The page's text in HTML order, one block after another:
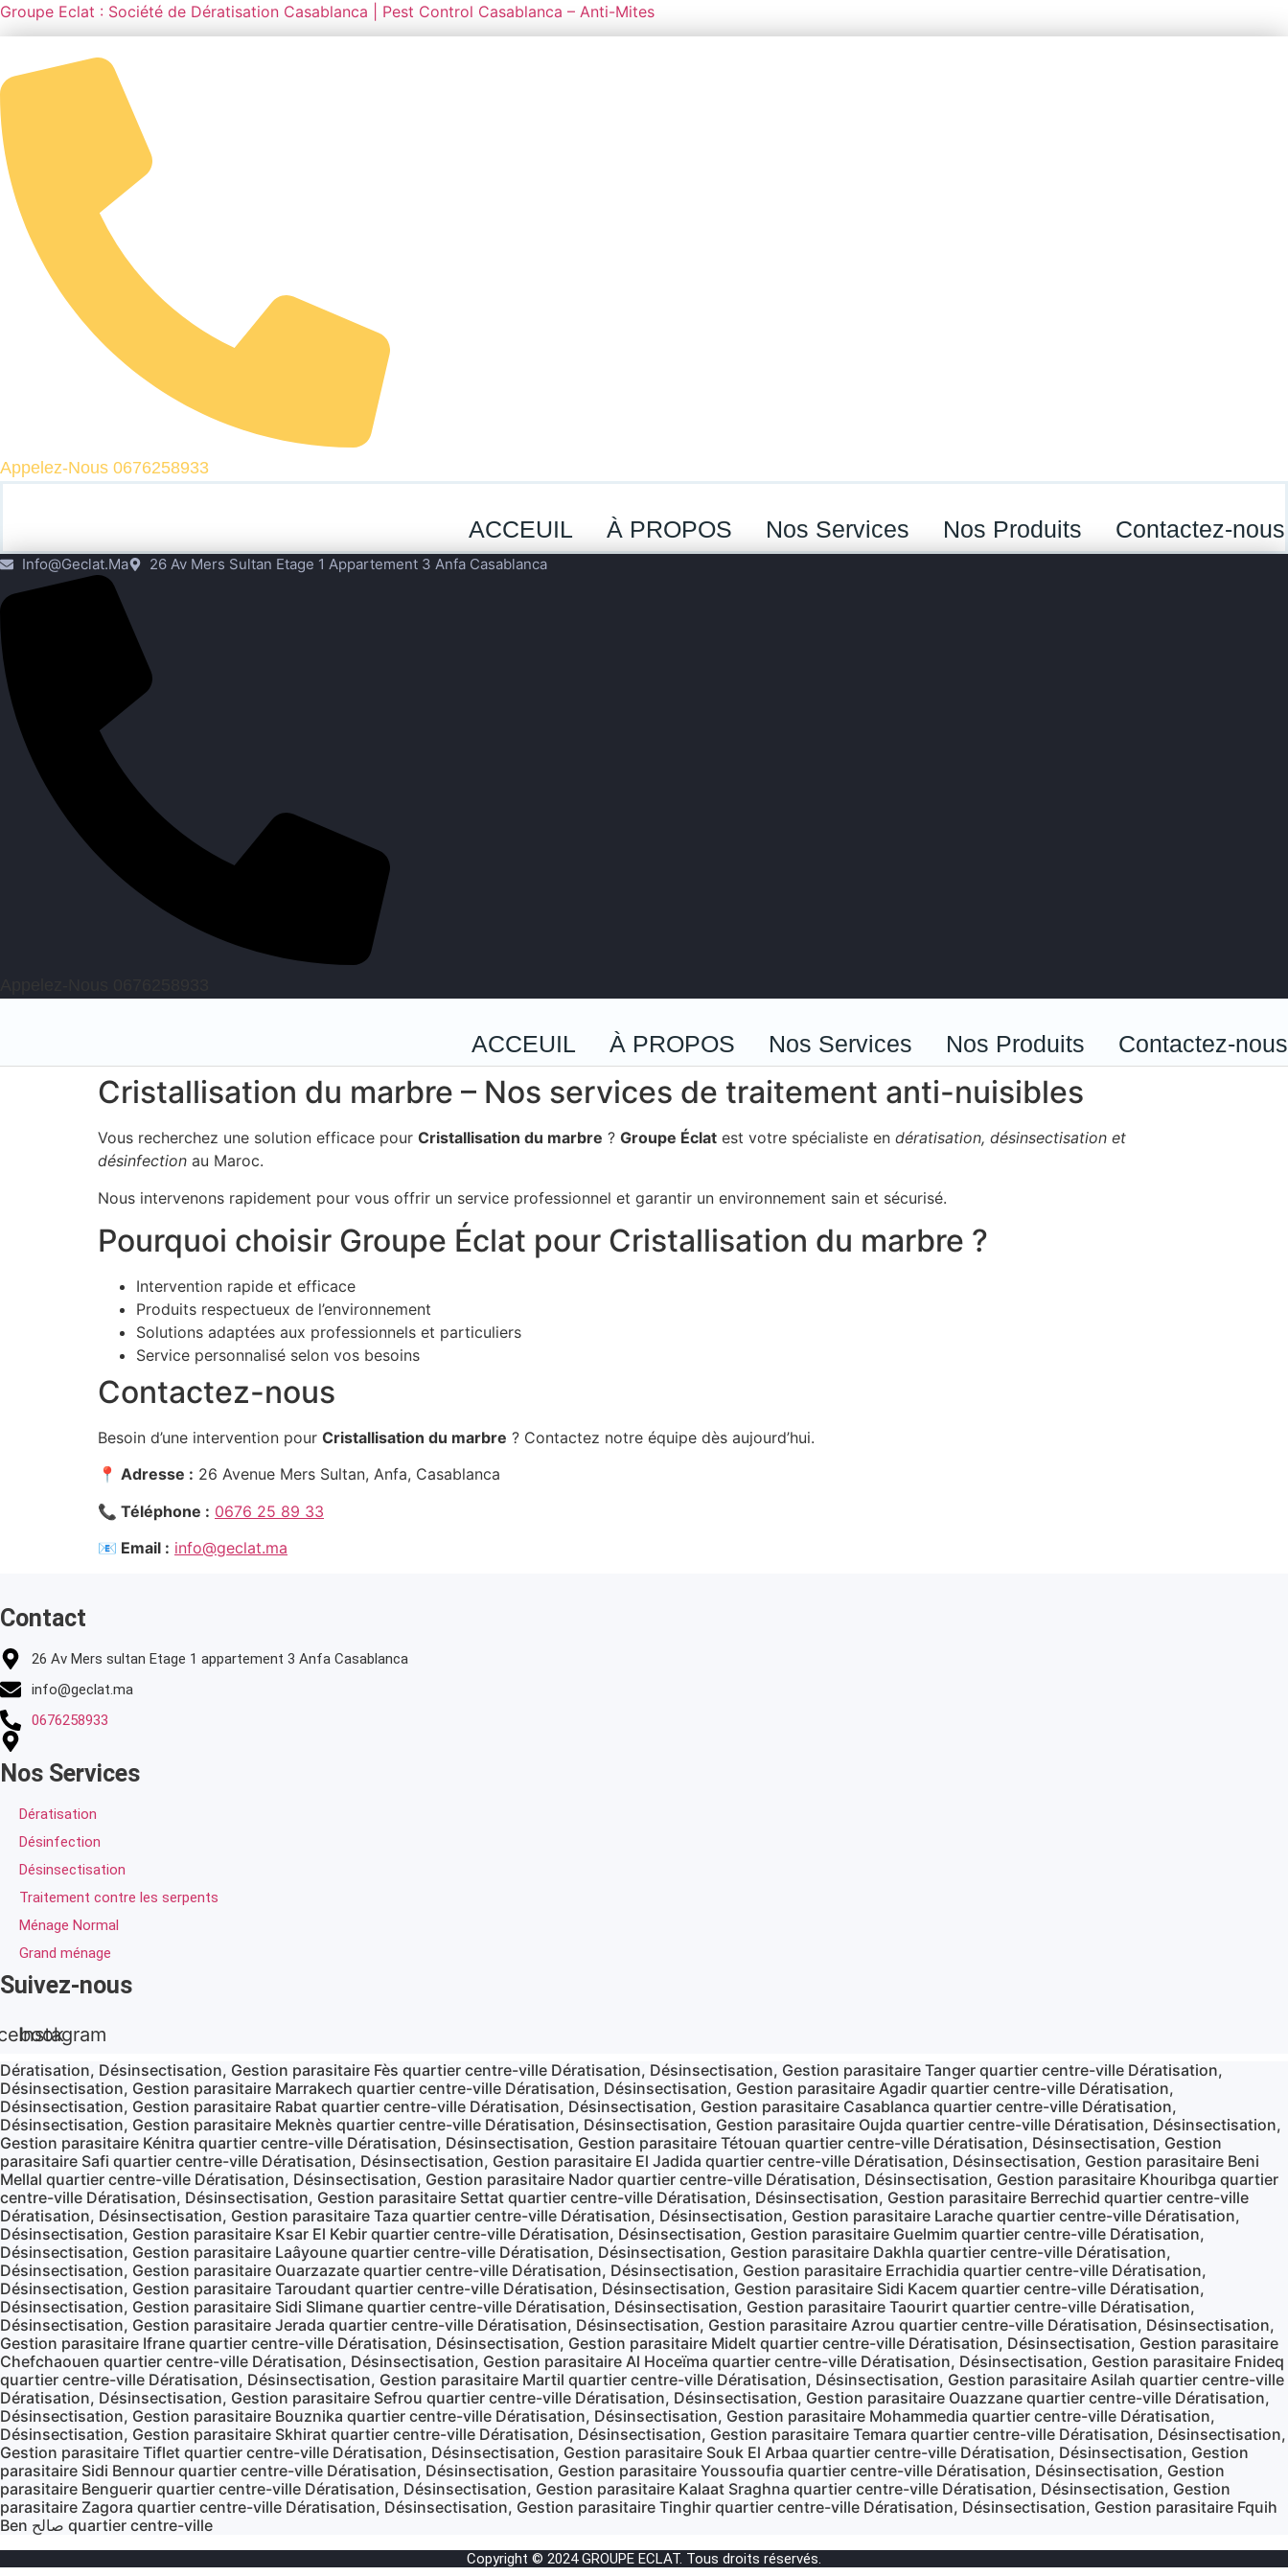
Groupe Eclat : Société de Dératisation Casablanca | Pest Control Casablanca – Anti-Mites
Appelez-Nous 0676258933
ACCEUIL À PROPOS Nos Services Nos Produits Contactez-nous
Info@geclat.ma 26 Av Mers Sultan Etage 1 Appartement 3 Anfa Casablanca
ACCEUIL À PROPOS Nos Services Nos Produits Contactez-nous
Cristallisation du marbre – Nos services de traitement anti-nuisibles
Vous recherchez une solution efficace pour Cristallisation du marbre ? Groupe Éclat est votre spécialiste en dératisation, désinsectisation et
désinfection au Maroc.
Nous intervenons rapidement pour vous offrir un service professionnel et garantir un environnement sain et sécurisé.
Pourquoi choisir Groupe Éclat pour Cristallisation du marbre ?
Intervention rapide et efficace
Produits respectueux de l’environnement
Solutions adaptées aux professionnels et particuliers
Service personnalisé selon vos besoins
Contactez-nous
Besoin d’une intervention pour Cristallisation du marbre ? Contactez notre équipe dès aujourd’hui.
📍 Adresse : 26 Avenue Mers Sultan, Anfa, Casablanca
📞 Téléphone : 0676 25 89 33
📧 Email : info@geclat.ma
Contact
26 Av Mers sultan Etage 1 appartement 3 Anfa Casablanca
info@geclat.ma
0676258933
Nos Services
Dératisation
Désinfection
Désinsectisation
Traitement contre les serpents
Ménage Normal
Grand ménage
Suivez-nous
Instagram
Dératisation, Désinsectisation, Gestion parasitaire Fès quartier centre-ville Dératisation, Désinsectisation, Gestion parasitaire Tanger quartier centre-ville Dératisation,
Désinsectisation, Gestion parasitaire Marrakech quartier centre-ville Dératisation, Désinsectisation, Gestion parasitaire Agadir quartier centre-ville Dératisation,
Désinsectisation, Gestion parasitaire Rabat quartier centre-ville Dératisation, Désinsectisation, Gestion parasitaire Casablanca quartier centre-ville Dératisation,
Désinsectisation, Gestion parasitaire Meknès quartier centre-ville Dératisation, Désinsectisation, Gestion parasitaire Oujda quartier centre-ville Dératisation, Désinsectisation,
Gestion parasitaire Kénitra quartier centre-ville Dératisation, Désinsectisation, Gestion parasitaire Tétouan quartier centre-ville Dératisation, Désinsectisation, Gestion
parasitaire Safi quartier centre-ville Dératisation, Désinsectisation, Gestion parasitaire El Jadida quartier centre-ville Dératisation, Désinsectisation, Gestion parasitaire Beni
Mellal quartier centre-ville Dératisation, Désinsectisation, Gestion parasitaire Nador quartier centre-ville Dératisation, Désinsectisation, Gestion parasitaire Khouribga quartier
centre-ville Dératisation, Désinsectisation, Gestion parasitaire Settat quartier centre-ville Dératisation, Désinsectisation, Gestion parasitaire Berrechid quartier centre-ville
Dératisation, Désinsectisation, Gestion parasitaire Taza quartier centre-ville Dératisation, Désinsectisation, Gestion parasitaire Larache quartier centre-ville Dératisation,
Désinsectisation, Gestion parasitaire Ksar El Kebir quartier centre-ville Dératisation, Désinsectisation, Gestion parasitaire Guelmim quartier centre-ville Dératisation,
Désinsectisation, Gestion parasitaire Laâyoune quartier centre-ville Dératisation, Désinsectisation, Gestion parasitaire Dakhla quartier centre-ville Dératisation,
Désinsectisation, Gestion parasitaire Ouarzazate quartier centre-ville Dératisation, Désinsectisation, Gestion parasitaire Errachidia quartier centre-ville Dératisation,
Désinsectisation, Gestion parasitaire Taroudant quartier centre-ville Dératisation, Désinsectisation, Gestion parasitaire Sidi Kacem quartier centre-ville Dératisation,
Désinsectisation, Gestion parasitaire Sidi Slimane quartier centre-ville Dératisation, Désinsectisation, Gestion parasitaire Taourirt quartier centre-ville Dératisation,
Désinsectisation, Gestion parasitaire Jerada quartier centre-ville Dératisation, Désinsectisation, Gestion parasitaire Azrou quartier centre-ville Dératisation, Désinsectisation,
Gestion parasitaire Ifrane quartier centre-ville Dératisation, Désinsectisation, Gestion parasitaire Midelt quartier centre-ville Dératisation, Désinsectisation, Gestion parasitaire
Chefchaouen quartier centre-ville Dératisation, Désinsectisation, Gestion parasitaire Al Hoceïma quartier centre-ville Dératisation, Désinsectisation, Gestion parasitaire Fnideq
quartier centre-ville Dératisation, Désinsectisation, Gestion parasitaire Martil quartier centre-ville Dératisation, Désinsectisation, Gestion parasitaire Asilah quartier centre-ville
Dératisation, Désinsectisation, Gestion parasitaire Sefrou quartier centre-ville Dératisation, Désinsectisation, Gestion parasitaire Ouazzane quartier centre-ville Dératisation,
Désinsectisation, Gestion parasitaire Bouznika quartier centre-ville Dératisation, Désinsectisation, Gestion parasitaire Mohammedia quartier centre-ville Dératisation,
Désinsectisation, Gestion parasitaire Skhirat quartier centre-ville Dératisation, Désinsectisation, Gestion parasitaire Temara quartier centre-ville Dératisation, Désinsectisation,
Gestion parasitaire Tiflet quartier centre-ville Dératisation, Désinsectisation, Gestion parasitaire Souk El Arbaa quartier centre-ville Dératisation, Désinsectisation, Gestion
parasitaire Sidi Bennour quartier centre-ville Dératisation, Désinsectisation, Gestion parasitaire Youssoufia quartier centre-ville Dératisation, Désinsectisation, Gestion
parasitaire Benguerir quartier centre-ville Dératisation, Désinsectisation, Gestion parasitaire Kalaat Sraghna quartier centre-ville Dératisation, Désinsectisation, Gestion
parasitaire Zagora quartier centre-ville Dératisation, Désinsectisation, Gestion parasitaire Tinghir quartier centre-ville Dératisation, Désinsectisation, Gestion parasitaire Fquih
Ben صالح quartier centre-ville
Copyright © 2024 GROUPE ECLAT. Tous droits réservés.